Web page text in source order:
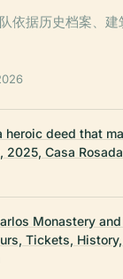
依据历史档案、建
heroic deed that
2025, Casa Rosada
Monastery and
Tickets,